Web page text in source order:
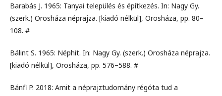
Barabás J. 1965: Tanyai település és építkezés. In: Nagy Gy.
(szerk.) Orosháza néprajza. [kiadó nélkül], Orosháza, pp. 80–
108. #
Bálint S. 1965: Néphit. In: Nagy Gy. (szerk.) Orosháza néprajza.
[kiadó nélkül], Orosháza, pp. 576–588. #
Bánfi P. 2018: Amit a néprajztudomány régóta tud a